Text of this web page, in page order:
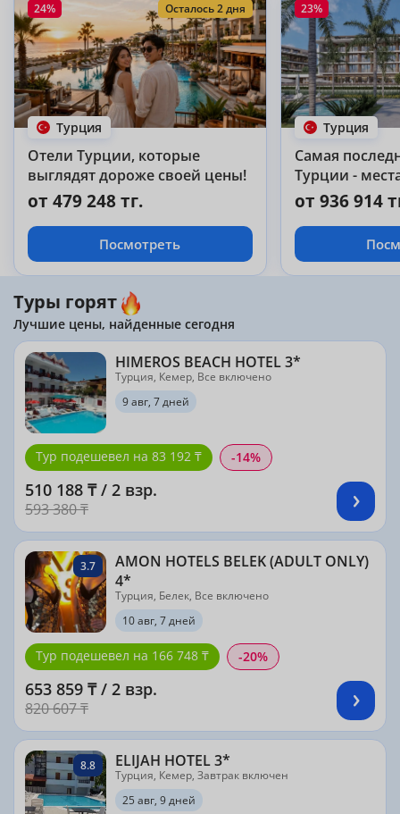
24% Осталось 2 дня
Турция
Отели Турции, которые
выглядят дороже своей цены!
от 479 248 тг.
Посмотреть
23%
Турция
Самая
Турции -
от 936 914
Туры горят
Лучшие цены, найденные сегодня
HIMEROS BEACH HOTEL 3*
Турция, Кемер, Все включено
9 авг, 7 дней
Тур подешевел на 83 192 ₸ -14%
510 188 ₸ / 2 взр.
593 380 ₸
3.7
AMON HOTELS BELEK (ADULT ONLY)
4*
Турция, Белек, Все включено
10 авг, 7 дней
Тур подешевел на 166 748 ₸ -20%
653 859 ₸ / 2 взр.
820 607 ₸
8.8 ELIJAH HOTEL 3*
Турция, Кемер, Завтрак включен
25 авг, 9 дней